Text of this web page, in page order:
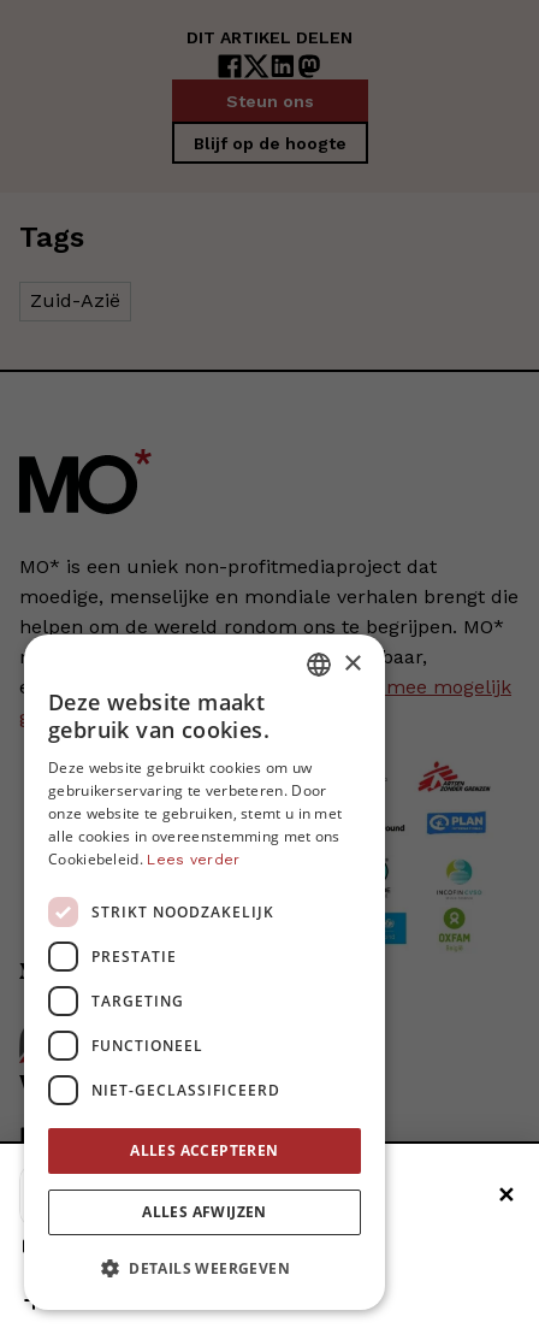
DIT ARTIKEL DELEN
Steun ons
Blijf op de hoogte
Tags
Zuid-Azië
MO* is een uniek non-profitmediaproject dat
moedige, menselijke en mondiale verhalen brengt die
helpen om de wereld rondom ons te begrijpen. MO*
maakt de veranderende wereld begrijpbaar,
ervaarbaar en hanteerbaar.
MO* wordt mee mogelijk
gemaakt door onze leden.
MO* wordt gesteund door
Volg ons
Over MO*
Onze missie
Contacteer MO*
Onze auteurs
Voeg MO* toe aan je beginscherm ✕
1. Druk op de deelknop
2. Scrol naar beneden
ENGLISH
×
Deze website maakt
gebruik van cookies.
Deze website gebruikt cookies om uw
gebruikerservaring te verbeteren. Door
onze website te gebruiken, stemt u in met
alle cookies in overeenstemming met ons
Cookiebeleid. Lees verder
STRIKT NOODZAKELIJK
PRESTATIE
TARGETING
FUNCTIONEEL
NIET-GECLASSIFICEERD
ALLES ACCEPTEREN
ALLES AFWIJZEN
DETAILS WEERGEVEN